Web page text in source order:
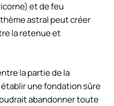
et de feu
astral peut créer
la retenue et
la partie de la
une fondation sûre
abandonner toute